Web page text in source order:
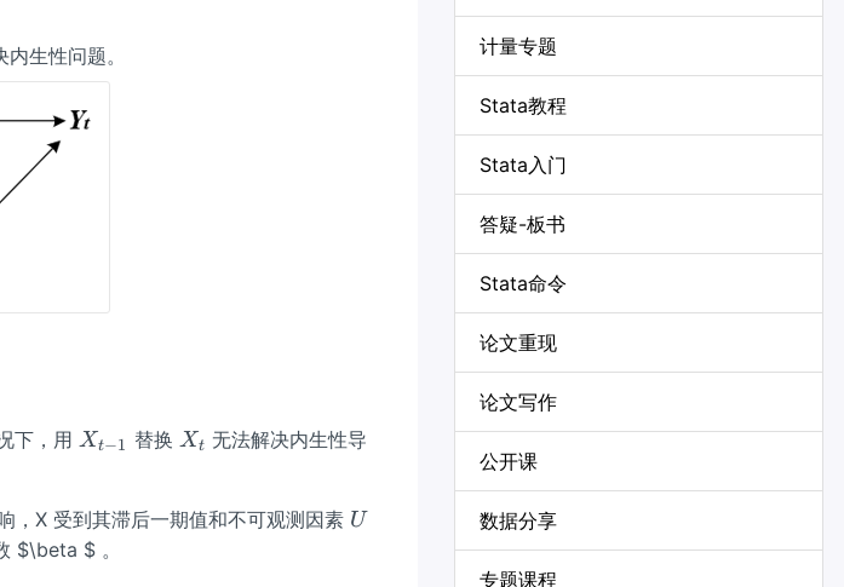
生性问题。
下，用 X
-
1}
Xt−1 替换 X_
Xt 无法解决内生性导
，X 受到其滞后一期值和不可观测因素 U
U
$\beta $ 。
计量专题
Stata教程
Stata入门
答疑-板书
Stata命令
论文重现
论文写作
公开课
数据分享
专题课程